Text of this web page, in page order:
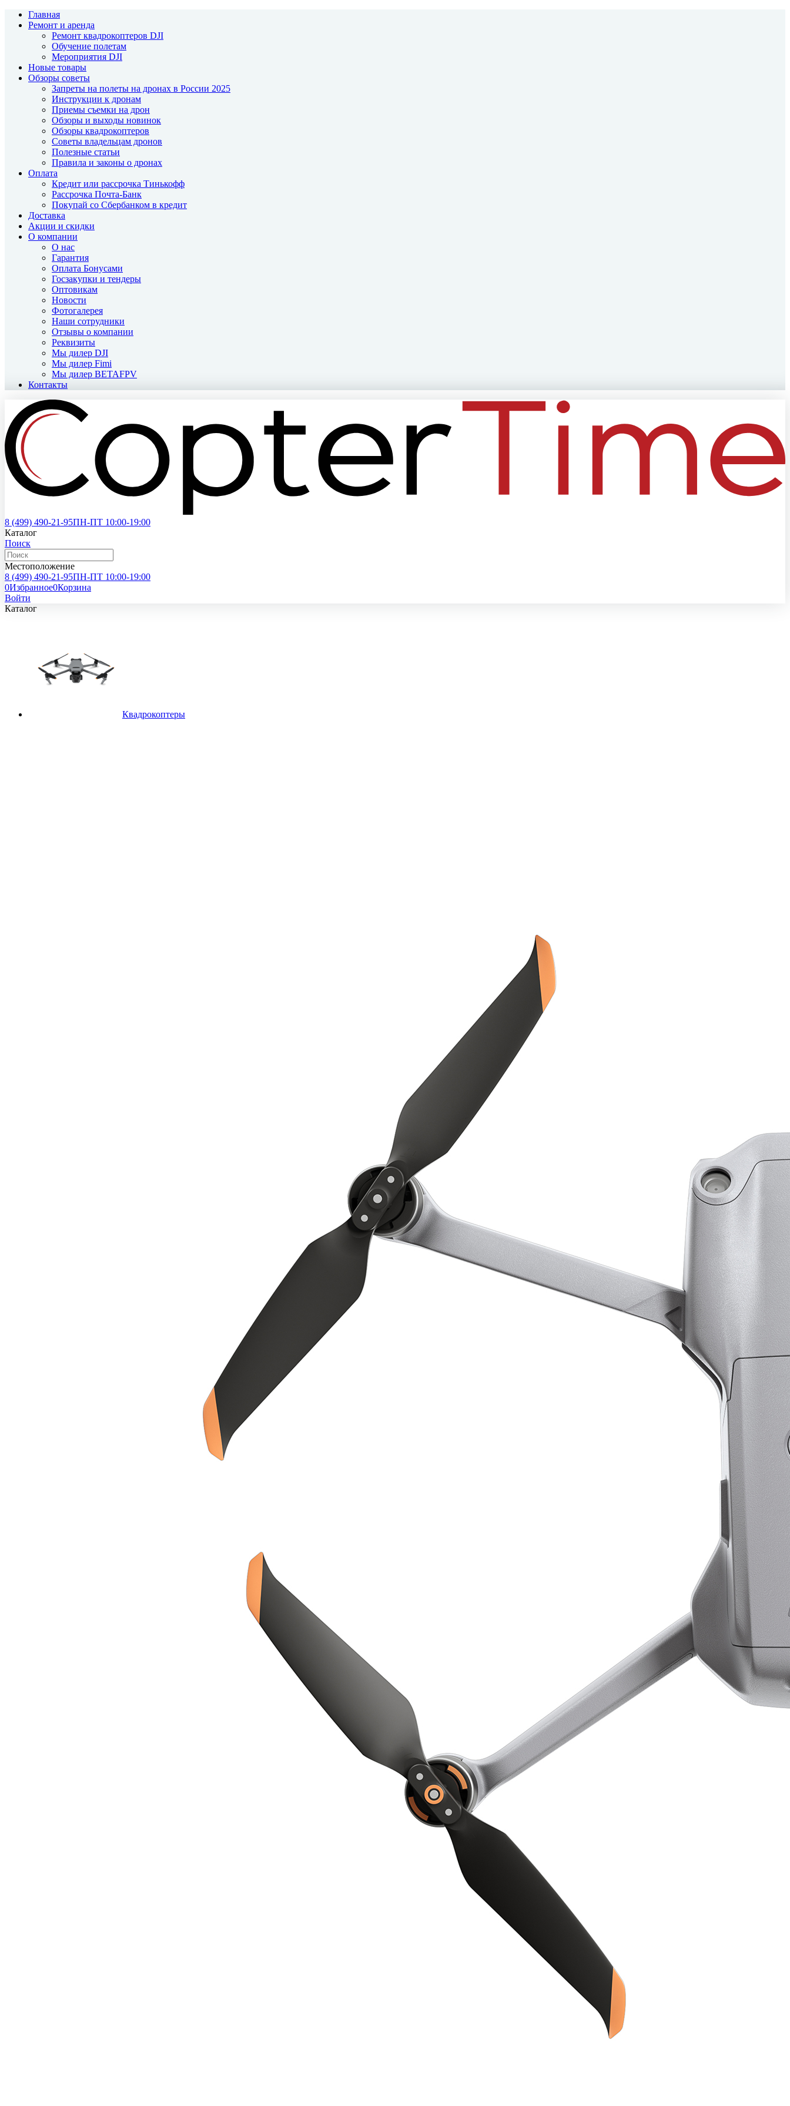
Главная
Ремонт и аренда
Ремонт квадрокоптеров DJI
Обучение полетам
Мероприятия DJI
Новые товары
Обзоры советы
Запреты на полеты на дронах в России 2025
Инструкции к дронам
Приемы съемки на дрон
Обзоры и выходы новинок
Обзоры квадрокоптеров
Советы владельцам дронов
Полезные статьи
Правила и законы о дронах
Оплата
Кредит или рассрочка Тинькофф
Рассрочка Почта-Банк
Покупай со Сбербанком в кредит
Доставка
Акции и скидки
О компании
О нас
Гарантия
Оплата Бонусами
Госзакупки и тендеры
Оптовикам
Новости
Фотогалерея
Наши сотрудники
Отзывы о компании
Реквизиты
Мы дилер DJI
Мы дилер Fimi
Мы дилер BETAFPV
Контакты
8 (499) 490-21-95ПН-ПТ 10:00-19:00
Каталог
Поиск
Местоположение
8 (499) 490-21-95ПН-ПТ 10:00-19:00
0Избранное0Корзина
Войти
Каталог
Квадрокоптеры